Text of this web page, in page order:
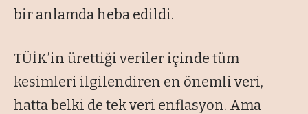
bir anlamda heba edildi.
TÜİK’in ürettiği veriler içinde tüm
kesimleri ilgilendiren en önemli veri,
hatta belki de tek veri enflasyon. Ama